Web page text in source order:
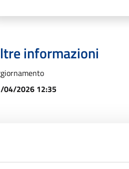
informazioni
04/2026 12:35